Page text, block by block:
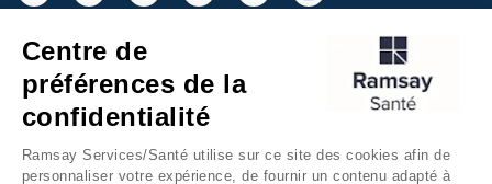
Inscrivez-vous à la newsletter
Centre de
préférences de la
confidentialité
Ramsay Services/Santé utilise sur ce site des cookies afin de
personnaliser votre expérience, de fournir un contenu adapté à